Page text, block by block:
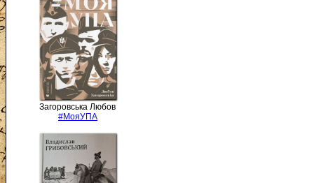
Загоровська Любов
#МояУПА